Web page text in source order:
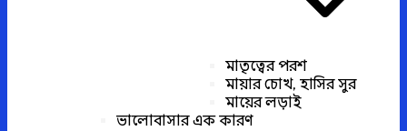
মাতৃত্বের পরশ
মায়ার চোখ, হাসির সুর
মায়ের লড়াই
ভালোবাসার এক কারণ